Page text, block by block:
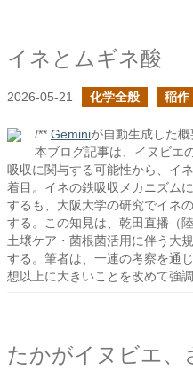
イネとムギネ酸
2026-05-21 化学全般 稲作
/** Geminiが自動生成した概
本ブログ記事は、イヌビエ
吸収に関与する可能性から、イ
着目。イネの鉄吸収メカニズム
するも、大阪大学の研究でイネ
する。この知見は、乾田直播（
土壌ケア・菌根菌活用に伴う大
する。筆者は、一連の考察を通
想以上に大きいことを改めて強調
たかがイヌビエ、